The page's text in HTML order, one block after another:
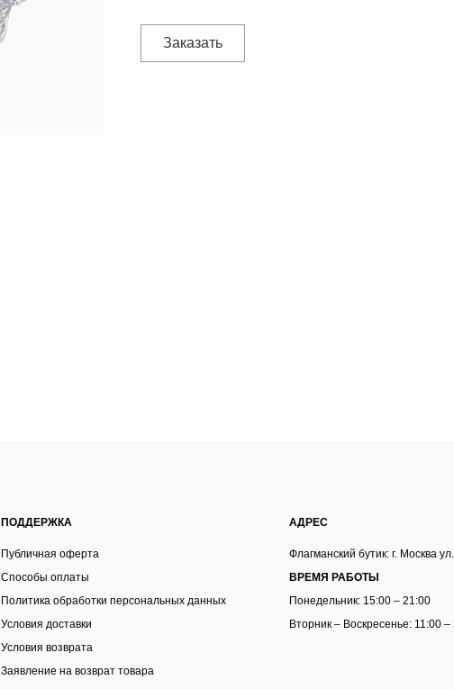
Заказать
ПОДДЕРЖКА
Публичная оферта
Способы оплаты
Политика обработки персональных данных
Условия доставки
Условия возврата
Заявление на возврат товара
АДРЕС
Флагманский бутик: г. Москва
ВРЕМЯ РАБОТЫ
Понедельник: 15:00 – 21:00
Вторник – Воскресенье: 11:00 –